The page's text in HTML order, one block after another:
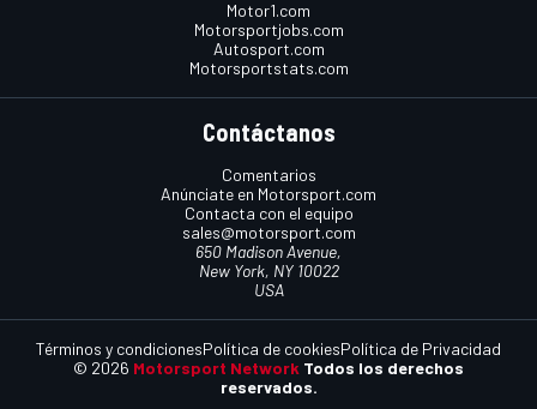
Motor1.com
Motorsportjobs.com
Autosport.com
Motorsportstats.com
Contáctanos
Comentarios
Anúnciate en Motorsport.com
Contacta con el equipo
sales@motorsport.com
650 Madison Avenue,
New York, NY 10022
USA
© 2026 Motorsport Network Todos los derechos
reservados.
Términos y condicionesPolítica de cookiesPolítica de Privacidad